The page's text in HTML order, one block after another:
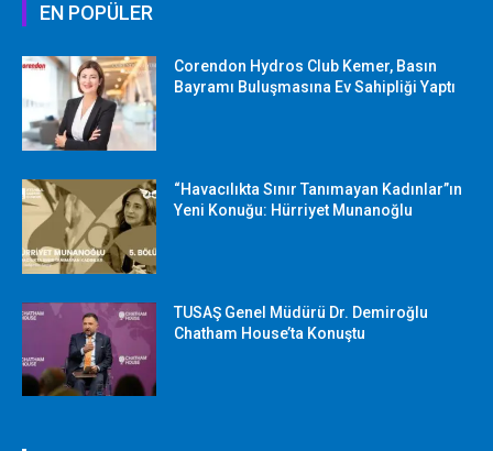
EN POPÜLER
Corendon Hydros Club Kemer, Basın
Bayramı Buluşmasına Ev Sahipliği Yaptı
“Havacılıkta Sınır Tanımayan Kadınlar”ın
Yeni Konuğu: Hürriyet Munanoğlu
TUSAŞ Genel Müdürü Dr. Demiroğlu
Chatham House’ta Konuştu